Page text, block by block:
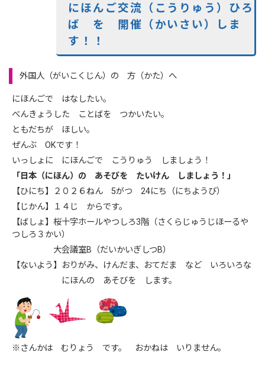
にほんご交流（こうりゅう）ひろ
ば を 開催（かいさい）しま
す！！
外国人（がいこくじん）の 方（かた）へ
にほんごで はなしたい。
べんきょうした ことばを つかいたい。
ともだちが ほしい。
ぜんぶ OKです！
いっしょに にほんごで こうりゅう しましょう！
「日本（にほん）の あそびを たいけん しましょう！」
【ひにち】２０２６ねん 5がつ 24にち（にちようび）
【じかん】１４じ からです。
【ばしょ】桜十字ホールやつしろ3階（さくらじゅうじほーるや
つしろ３かい）
大会議室B（だいかいぎしつB）
【ないよう】おりがみ、けんだま、おてだま など いろいろな
にほんの あそびを します。
※さんかは むりょう です。 おかねは いりません。